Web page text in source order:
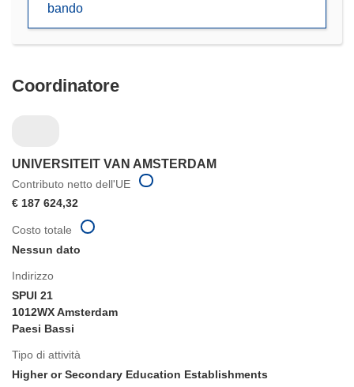
nuova
bando
Coordinatore
UNIVERSITEIT VAN AMSTERDAM
Contributo netto dell'UE
€ 187 624,32
Indirizzo
SPUI 21
1012WX Amsterdam
Paesi Bassi
Tipo di attività
Higher or Secondary Education Establishments
Costo totale
Nessun dato